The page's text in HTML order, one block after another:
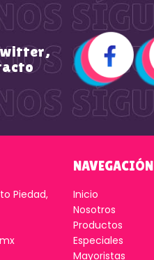
Piedad,
NAVEGACIÓN
Inicio
Nosotros
Productos
Especiales
Mayoristas